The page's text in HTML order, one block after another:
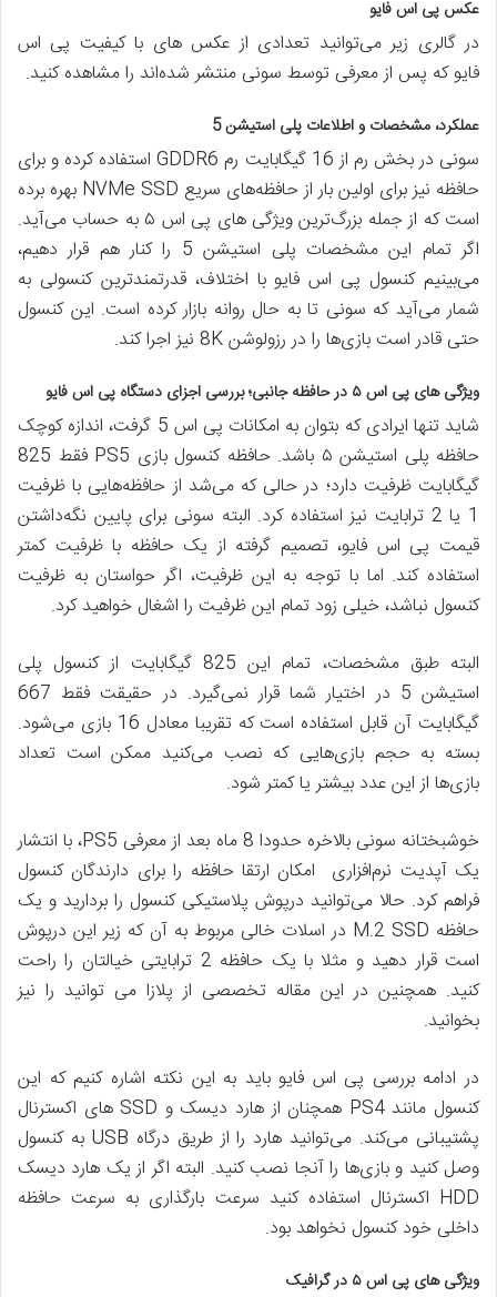
عکس پی اس فایو
در گالری زیر می‌توانید تعدادی از عکس های با کیفیت پی اس
فایو که پس از معرفی توسط سونی منتشر شده‌اند را مشاهده کنید.
عملکرد، مشخصات و اطلاعات پلی استیشن 5
سونی در بخش رم از 16 گیگابایت رم GDDR6 استفاده کرده و برای
حافظه نیز برای اولین بار از حافظه‌های سریع NVMe SSD بهره برده
است که از جمله بزرگ‌ترین ویژگی های پی اس ۵ به حساب می‌آید.
اگر تمام این مشخصات پلی استیشن 5 را کنار هم قرار دهیم،
می‌بینیم کنسول پی اس فایو با اختلاف، قدرتمندترین کنسولی به
شمار می‌آید که سونی تا به حال روانه بازار کرده است. این کنسول
حتی قادر است بازی‌ها را در رزولوشن 8K نیز اجرا کند.
ویژگی های پی اس۵ در حافظه جانبی؛ بررسی اجزای دستگاه پی اس فایو
شاید تنها ایرادی که بتوان به امکانات پی اس 5 گرفت، اندازه کوچک
حافظه پلی استیشن ۵ باشد. حافظه کنسول بازی PS5 فقط 825
گیگابایت ظرفیت دارد؛ در حالی که می‌شد از حافظه‌هایی با ظرفیت
1 یا 2 ترابایت نیز استفاده کرد. البته سونی برای پایین‌ نگه‌داشتن
قیمت پی اس فایو، تصمیم گرفته از یک حافظه با ظرفیت کمتر
استفاده کند. اما با توجه به این ظرفیت، اگر حواستان به ظرفیت
کنسول نباشد، خیلی زود تمام این ظرفیت را اشغال خواهید کرد.
البته طبق مشخصات، تمام این 825 گیگابایت از کنسول پلی
استیشن 5 در اختیار شما قرار نمی‌گیرد. در حقیقت فقط 667
گیگابایت آن قابل استفاده است که تقریبا معادل 16 بازی می‌شود.
بسته به حجم بازی‌هایی که نصب می‌کنید ممکن است تعداد
بازی‌ها از این عدد بیشتر یا کمتر شود.
خوشبختانه سونی بالاخره حدودا 8 ماه بعد از معرفی PS5، با انتشار
یک آپدیت نرم‌افزاری امکان ارتقا حافظه را برای دارندگان کنسول
فراهم کرد. حالا می‌توانید درپوش پلاستیکی کنسول را بردارید و یک
حافظه M.2 SSD در اسلات خالی مربوط به آن که زیر این درپوش
است قرار دهید و مثلا با یک حافظه 2 ترابایتی خیالتان را راحت
کنید. همچنین در این مقاله تخصصی از پلازا می توانید را نیز
بخوانید.
در ادامه بررسی پی اس فایو باید به این نکته اشاره کنیم که این
کنسول مانند PS4 همچنان از هارد دیسک‌ و SSD های اکسترنال
پشتیبانی می‌کند. می‌توانید هارد را از طریق درگاه USB به کنسول
وصل کنید و بازی‌ها را آنجا نصب کنید. البته اگر از یک هارد دیسک
HDD اکسترنال استفاده کنید سرعت بارگذاری به سرعت حافظه
داخلی خود کنسول نخواهد بود.
ویژگی های پی اس۵ در گرافیک